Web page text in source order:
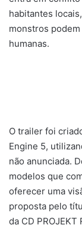
habitantes
monstros
humanas.
O trailer foi
Engine 5,
não anunciada.
modelos que
oferecer uma
proposta pelo
da CD